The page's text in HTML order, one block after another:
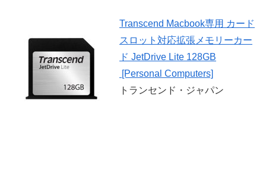
Transcend Macbook専用 カード
スロット対応拡張メモリーカー
ド JetDrive Lite 128GB
[Personal Computers]
トランセンド・ジャパン